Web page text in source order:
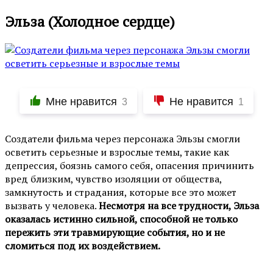
Эльза (Холодное сердце)
Мне нравится 3 Не нравится 1
Создатели фильма через персонажа Эльзы смогли
осветить серьезные и взрослые темы, такие как
депрессия, боязнь самого себя, опасения причинить
вред близким, чувство изоляции от общества,
замкнутость и страдания, которые все это может
вызвать у человека.Несмотря на все трудности, Эльза
оказалась истинно сильной, способной не только
пережить эти травмирующие события, но и не
сломиться под их воздействием.